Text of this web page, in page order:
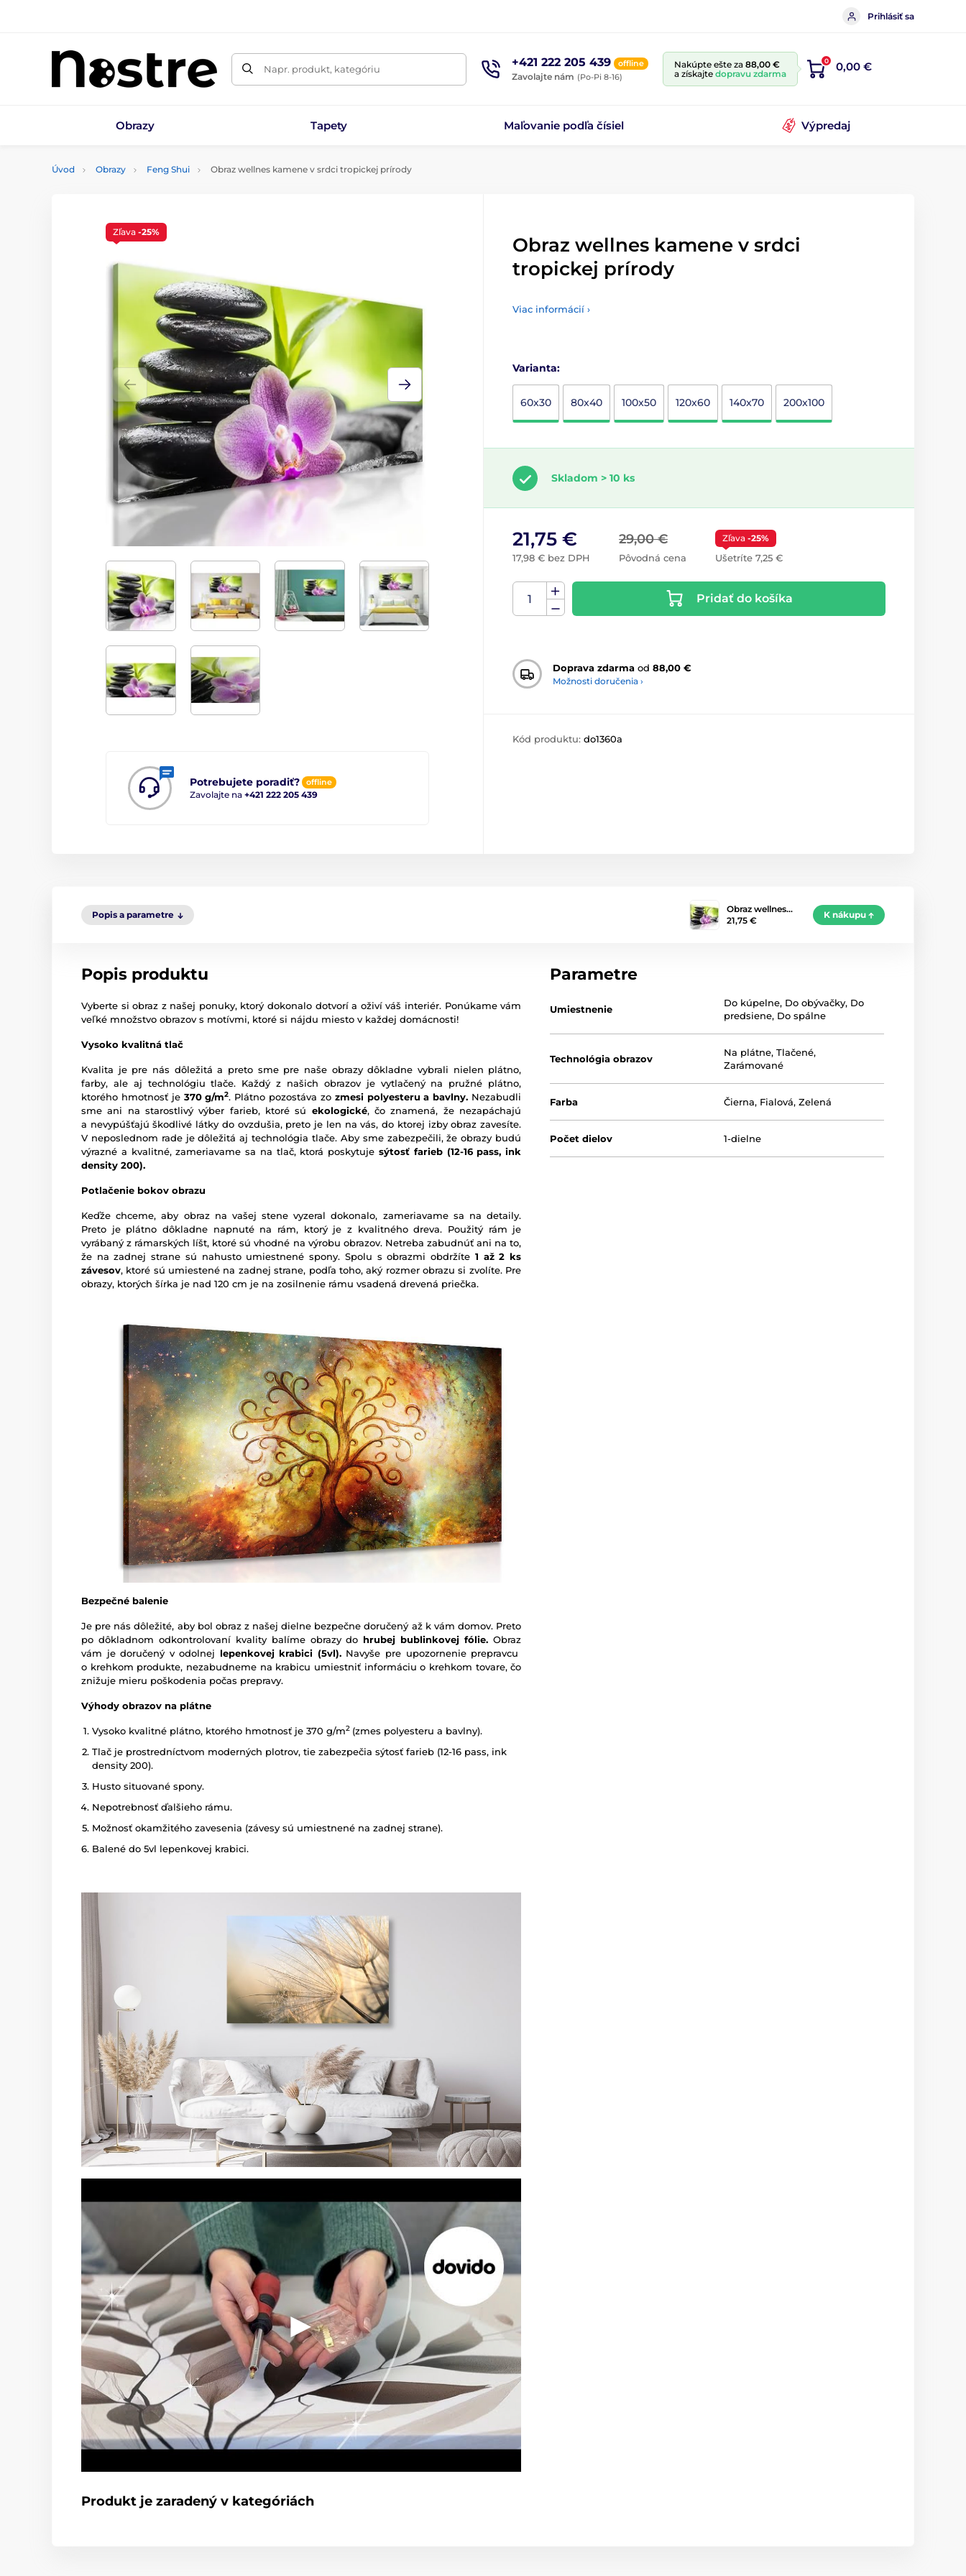
Prihlásiť sa
Napr. produkt, kategóriu +421 222 205 439 offline
Zavolajte nám (Po-Pi 8-16)
Nakúpte ešte za 88,00 €
a získajte dopravu zdarma
0 0,00 €
Obrazy Tapety Maľovanie podľa čísiel Výpredaj
Úvod Obrazy Feng Shui Obraz wellnes kamene v srdci tropickej prírody
Potrebujete poradiť? offline
Zavolajte na +421 222 205 439
Zľava -25%
Obraz wellnes kamene v srdci
tropickej prírody
Viac informácií ›
Varianta:
60x30 80x40 100x50 120x60 140x70 200x100
Skladom > 10 ks
29,00 €
Pôvodná cena
21,75 €
17,98 € bez DPH
Zľava -25%
Ušetríte 7,25 €
Pridať do košíka
Doprava zdarma od 88,00 €
Možnosti doručenia ›
Kód produktu: do1360a
Popis a parametre
Obraz wellnes…
21,75 €
K nákupu
Popis produktu
Vyberte si obraz z našej ponuky, ktorý dokonalo dotvorí a oživí váš interiér. Ponúkame vám
veľké množstvo obrazov s motívmi, ktoré si nájdu miesto v každej domácnosti!
Vysoko kvalitná tlač
Kvalita je pre nás dôležitá a preto sme pre naše obrazy dôkladne vybrali nielen plátno,
farby, ale aj technológiu tlače. Každý z našich obrazov je vytlačený na pružné plátno,
ktorého hmotnosť je 370 g/m2. Plátno pozostáva zo zmesi polyesteru a bavlny. Nezabudli
sme ani na starostlivý výber farieb, ktoré sú ekologické, čo znamená, že nezapáchajú
a nevypúšťajú škodlivé látky do ovzdušia, preto je len na vás, do ktorej izby obraz zavesíte.
V neposlednom rade je dôležitá aj technológia tlače. Aby sme zabezpečili, že obrazy budú
výrazné a kvalitné, zameriavame sa na tlač, ktorá poskytujesýtosť farieb (12-16 pass, ink
density 200).
Potlačenie bokov obrazu
Keďže chceme, aby obraz na vašej stene vyzeral dokonalo, zameriavame sa na detaily.
Preto je plátno dôkladne napnuté na rám, ktorý je z kvalitného dreva. Použitý rám je
vyrábaný z rámarských líšt, ktoré sú vhodné na výrobu obrazov. Netreba zabudnúť ani na to,
že na zadnej strane sú nahusto umiestnené spony. Spolu s obrazmi obdržíte 1 až 2 ks
závesov, ktoré sú umiestené na zadnej strane, podľa toho, aký rozmer obrazu si zvolíte. Pre
obrazy, ktorých šírka je nad 120 cm je na zosilnenie rámu vsadená drevená priečka.
Bezpečné balenie
Je pre nás dôležité, aby bol obraz z našej dielne bezpečne doručený až k vám domov. Preto
po dôkladnom odkontrolovaní kvality balíme obrazy do hrubej bublinkovej fólie. Obraz
vám je doručený v odolnej lepenkovej krabici (5vl).Navyše pre upozornenie prepravcu
o krehkom produkte, nezabudneme na krabicu umiestniť informáciu o krehkom tovare, čo
znižuje mieru poškodenia počas prepravy.
Výhody obrazov na plátne
Vysoko kvalitné plátno, ktorého hmotnosť je 370 g/m2 (zmes polyesteru a bavlny).
Tlač je prostredníctvom moderných plotrov, tie zabezpečia sýtosť farieb (12-16 pass, ink
density 200).
Husto situované spony.
Nepotrebnosť ďalšieho rámu.
Možnosť okamžitého zavesenia (závesy sú umiestnené na zadnej strane).
Balené do 5vl lepenkovej krabici.
Produkt je zaradený v kategóriách
Parametre
Umiestnenie
Do kúpelne, Do obývačky, Do
predsiene, Do spálne
Technológia obrazov
Na plátne,Tlačené,
Zarámované
Farba Čierna, Fialová,Zelená
Počet dielov 1-dielne